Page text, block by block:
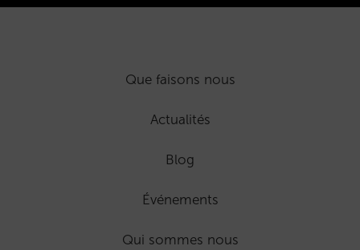
Que faisons nous
Actualités
Blog
Événements
Qui sommes nous